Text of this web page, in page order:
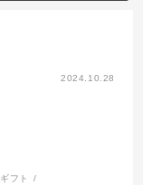
2024.10.28
ギフト